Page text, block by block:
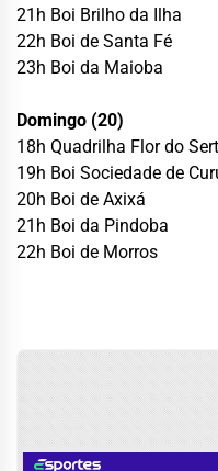
21h Boi Brilho da Ilha
22h Boi de Santa Fé
23h Boi da Maioba
Domingo (20)
18h Quadrilha Flor do
19h Boi Sociedade de
20h Boi de Axixá
21h Boi da Pindoba
22h Boi de Morros